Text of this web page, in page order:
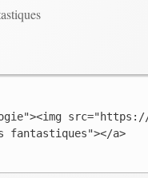
src="https://
a>